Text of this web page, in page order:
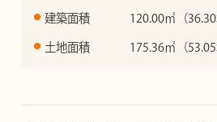
建築面積 120.00㎡（36.30
土地面積 175.36㎡（53.05